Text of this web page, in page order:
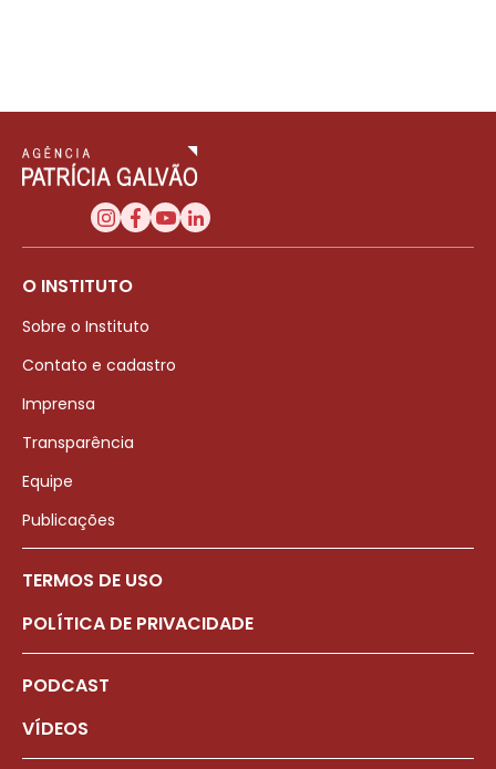
O INSTITUTO
Sobre o Instituto
Contato e cadastro
Imprensa
Transparência
Equipe
Publicações
TERMOS DE USO
POLÍTICA DE PRIVACIDADE
PODCAST
VÍDEOS